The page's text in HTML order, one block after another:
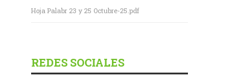
Hoja Palabr 23 y 25 Octubre-25.pdf
REDES SOCIALES